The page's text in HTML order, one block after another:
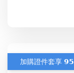
加購證件套享